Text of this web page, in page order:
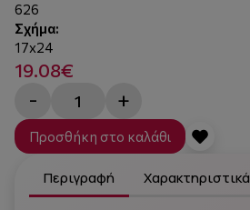
626
Σχήμα:
17x24
19.08€
- +
Προσθήκη στο καλάθι
Περιγραφή Χαρακτηριστικά